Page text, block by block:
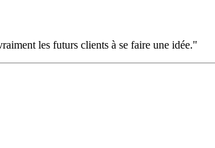
les futurs clients à se faire une idée."